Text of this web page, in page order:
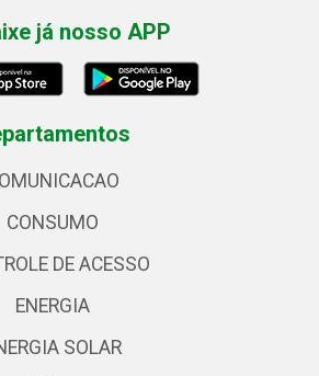
já nosso APP
CONSUMO
DE ACESSO
ENERGIA
SOLAR